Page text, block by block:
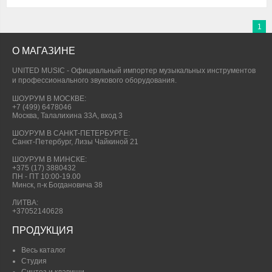
1
О МАГАЗИНЕ
UNITED MUSIC - Официальный импортер музыкальных инструментов
и профессионального звукового оборудования.
ШОУРУМ В МОСКВЕ:
+7 (499) 6478046
Москва, Талалихина 33А, вход 3
ШОУРУМ В САНКТ-ПЕТЕРБУРГЕ:
Санкт-Петербург, Лизы Чайкиной 21
ШОУРУМ В МИНСКЕ:
+375 (17) 3880432
ПН - ПТ 10:00-19.00
Минск, п-к Богдановича 38
ЛИТВА:
+37052140628
ПРОДУКЦИЯ
Весь каталог
Студия